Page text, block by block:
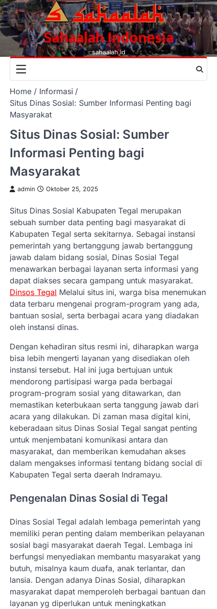
Skip
to
content
Sahaalah Indonesia
sahaalah.id
Home
Informasi
Situs Dinas Sosial: Sumber Informasi Penting bagi
Masyarakat
Situs Dinas Sosial: Sumber
Informasi Penting bagi
Masyarakat
admin Oktober 25, 2025
Situs Dinas Sosial Kabupaten Tegal merupakan
sebuah sumber data penting bagi masyarakat di
Kabupaten Tegal serta sekitarnya. Sebagai instansi
pemerintah yang bertanggung jawab bertanggung
jawab dalam bidang sosial, Dinas Sosial Tegal
menawarkan berbagai layanan serta informasi yang
dapat diakses secara gampang untuk masyarakat.
Dinsos Tegal Melalui situs ini, warga bisa menemukan
data terbaru mengenai program-program yang ada,
bantuan sosial, serta berbagai acara yang diadakan
oleh instansi dinas.
Dengan kehadiran situs resmi ini, diharapkan warga
bisa lebih mengerti layanan yang disediakan oleh
instansi tersebut. Hal ini juga bertujuan untuk
mendorong partisipasi warga pada berbagai
program-program sosial yang ditawarkan, dan
memastikan keterbukaan serta tanggung jawab dari
acara yang dilakukan. Di zaman masa digital kini,
keberadaan situs Dinas Sosial Tegal sangat penting
untuk menjembatani komunikasi antara dan
masyarakat, dan memberikan kemudahan akses
dalam mengakses informasi tentang bidang social di
Kabupaten Tegal serta daerah Indramayu.
Pengenalan Dinas Sosial di Tegal
Dinas Sosial Tegal adalah lembaga pemerintah yang
memiliki peran penting dalam memberikan pelayanan
sosial bagi masyarakat daerah Tegal. Lembaga ini
berfungsi menyediakan membantu masyarakat yang
butuh, misalnya kaum duafa, anak terlantar, dan
lansia. Dengan adanya Dinas Sosial, diharapkan
masyarakat dapat memperoleh berbagai bantuan dan
layanan yg diperlukan untuk meningkatkan